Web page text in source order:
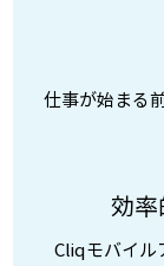
仕事が始まる
効
Cliqモバイル